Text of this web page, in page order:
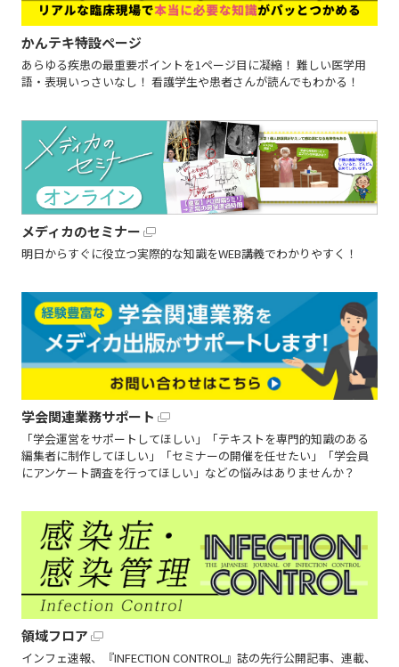
かんテキ特設ページ
あらゆる疾患の最重要ポイントを1ページ目に凝縮！ 難しい医学用
語・表現いっさいなし！ 看護学生や患者さんが読んでもわかる！
メディカのセミナー
明日からすぐに役立つ実際的な知識をWEB講義でわかりやすく！
学会関連業務サポート
「学会運営をサポートしてほしい」「テキストを専門的知識のある
編集者に制作してほしい」「セミナーの開催を任せたい」「学会員
にアンケート調査を行ってほしい」などの悩みはありませんか？
領域フロア
インフェ速報、『INFECTION CONTROL』誌の先行公開記事、連載、